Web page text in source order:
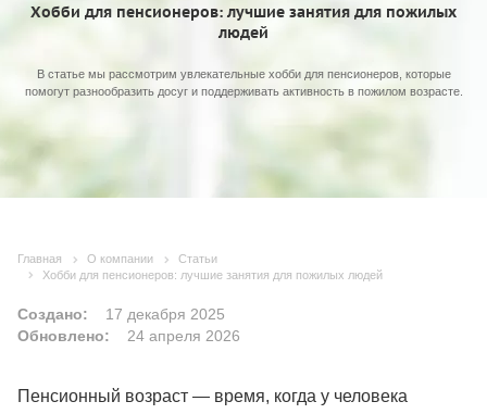
Хобби для пенсионеров: лучшие занятия для пожилых
людей
В статье мы рассмотрим увлекательные хобби для пенсионеров, которые
помогут разнообразить досуг и поддерживать активность в пожилом возрасте.
Главная О компании
Статьи
Хобби для пенсионеров: лучшие занятия для пожилых людей
Создано:
17 декабря 2025
Обновлено:
24 апреля 2026
Пенсионный возраст — время, когда у человека